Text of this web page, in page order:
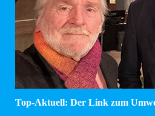
Top-Aktuell: Der Link zum